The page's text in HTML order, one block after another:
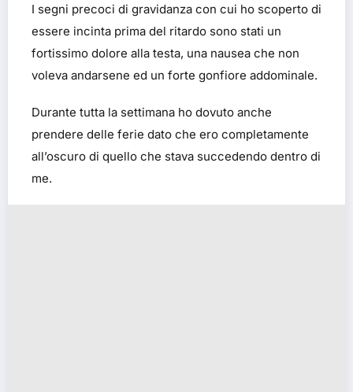
I segni precoci di gravidanza con cui ho scoperto di
essere incinta prima del ritardo sono stati un
fortissimo dolore alla testa, una nausea che non
voleva andarsene ed un forte gonfiore addominale.
Durante tutta la settimana ho dovuto anche
prendere delle ferie dato che ero completamente
all’oscuro di quello che stava succedendo dentro di
me.